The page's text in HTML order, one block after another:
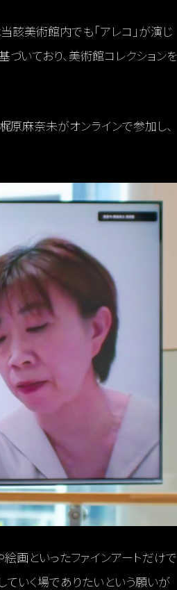
該美術館内でも「アレコ」が演じ
いており、美術館コレクションを
原麻奈未がオンラインで参加し、
画といったファインアートだけで
ていく場でありたいという願いが